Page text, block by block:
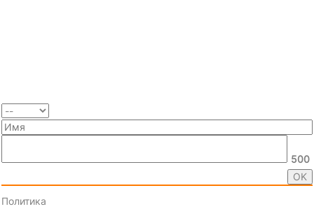
500
Политика